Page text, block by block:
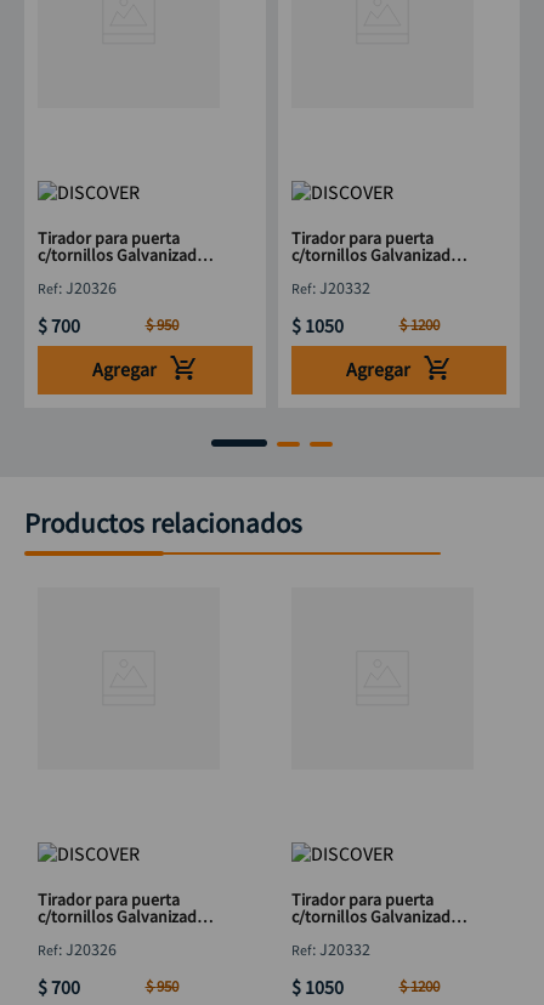
Tirador para puerta
c/tornillos Galvanizado
:J20326
$700 $950
Agregar
Tirador para puerta
c/tornillos Galvanizado
:J20332
$ 1050 $1200
Agregar
Productos relacionados
Tirador para puerta
c/tornillos Galvanizado
:J20326
$700 $950
Tirador para puerta
c/tornillos Galvanizado
:J20332
$ 1050 $1200